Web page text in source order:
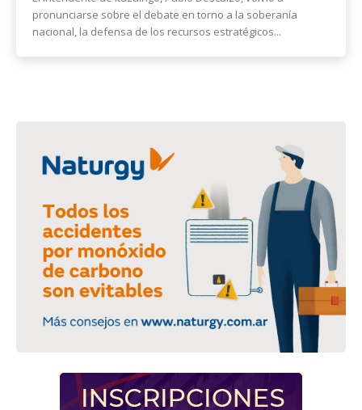
pronunciarse sobre el debate en torno a la soberanía
nacional, la defensa de los recursos estratégicos...